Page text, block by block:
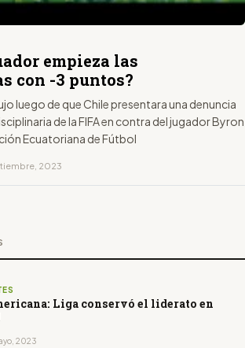
empieza las
con -3 puntos?
luego de que Chile presentara una denuncia
de la FIFA en contra del jugador Byron
Ecuatoriana de Fútbol
2023
Liga conservó el liderato en
2023